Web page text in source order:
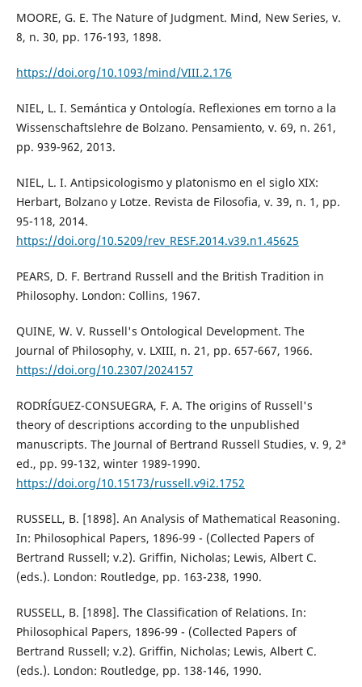
MOORE, G. E. The Nature of Judgment. Mind, New Series, v.
8, n. 30, pp. 176-193, 1898.
https://doi.org/10.1093/mind/VIII.2.176
NIEL, L. I. Semántica y Ontología. Reflexiones em torno a la
Wissenschaftslehre de Bolzano. Pensamiento, v. 69, n. 261,
pp. 939-962, 2013.
NIEL, L. I. Antipsicologismo y platonismo en el siglo XIX:
Herbart, Bolzano y Lotze. Revista de Filosofia, v. 39, n. 1, pp.
95-118, 2014.
https://doi.org/10.5209/rev_RESF.2014.v39.n1.45625
PEARS, D. F. Bertrand Russell and the British Tradition in
Philosophy. London: Collins, 1967.
QUINE, W. V. Russell's Ontological Development. The
Journal of Philosophy, v. LXIII, n. 21, pp. 657-667, 1966.
https://doi.org/10.2307/2024157
RODRÍGUEZ-CONSUEGRA, F. A. The origins of Russell's
theory of descriptions according to the unpublished
manuscripts. The Journal of Bertrand Russell Studies, v. 9, 2ª
ed., pp. 99-132, winter 1989-1990.
https://doi.org/10.15173/russell.v9i2.1752
RUSSELL, B. [1898]. An Analysis of Mathematical Reasoning.
In: Philosophical Papers, 1896-99 - (Collected Papers of
Bertrand Russell; v.2). Griffin, Nicholas; Lewis, Albert C.
(eds.). London: Routledge, pp. 163-238, 1990.
RUSSELL, B. [1898]. The Classification of Relations. In:
Philosophical Papers, 1896-99 - (Collected Papers of
Bertrand Russell; v.2). Griffin, Nicholas; Lewis, Albert C.
(eds.). London: Routledge, pp. 138-146, 1990.